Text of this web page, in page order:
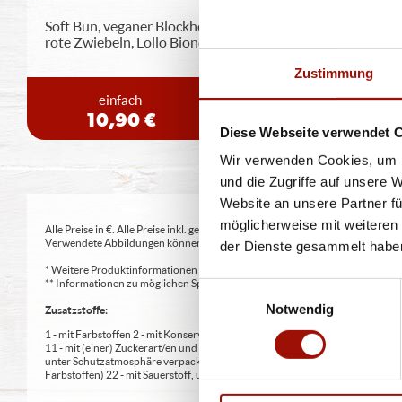
Zustimmung
Diese Webseite verwendet
Wir verwenden Cookies,
und die Zugriffe auf unsere
Website an unsere Partner
möglicherweise mit
der Dienste gesammelt
Einwilligungsauswahl
Notwendig
Soft Bun, veganer Blockhouse Burger (125g), Tomaten,
rote Zwiebeln, Lollo Bionda
einfach
10,90 €
doppelt
Alle Preise in €. Alle Preise inkl. gesetzl. MwSt. Alle Angaben zu
Verwendete Abbildungen können von den tatsächlich gelieferten
* Weitere Produktinformationen zu vorverpackten Lebensmitteln finden
** Informationen zu möglichen Spuren von Allergenen seitens unsere
Zusatzstoffe:
1 - mit Farbstoffen 2 - mit Konservierungsmittel 3 - mit Antioxidationsmittel
11 - mit (einer) Zuckerart/en und Süßungsmittel/n 12 - nur bei Tafelsüßen
unter Schutzatmosphäre verpackt 16 - chininhaltig 17 - koffeinhaltig 18 -
Farbstoffen) 22 - mit Sauerstoff, unter Hochdruck, farbstabilisierend (bei